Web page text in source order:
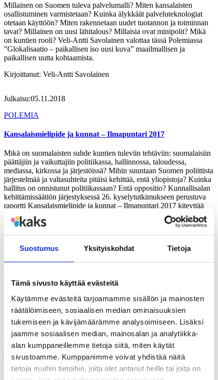
Suostumus Yksityiskohdat Tietoja
Tämä sivusto käyttää evästeitä
Käytämme evästeitä tarjoamamme sisällön ja mainosten
räätälöimiseen, sosiaalisen median ominaisuuksien
tukemiseen ja kävijämäärämme analysoimiseen. Lisäksi
jaamme sosiaalisen median, mainosalan ja analytiikka-
alan kumppaneillemme tietoja siitä, miten käytät
sivustoamme. Kumppanimme voivat yhdistää näitä
tietoja muihin tietoihin, joita olet antanut heille tai joita on
Millainen on Suomen tuleva palvelumalli? Miten kansalaisten
osallistuminen varmistetaan? Kuinka älykkäät palveluteknologiat
otetaan käyttöön? Miten rakennetaan uudet tuotannon ja toiminnan
tavat? Millainen on uusi lähitalous? Millaisia ovat minipolit? Mikä
on kuntien rooli? Veli-Antti Savolainen valottaa tässä Polemiassa
”Glokalisaatio – paikallisen iso uusi kuva” maailmallisen ja
paikallisen uutta kohtaamista.
Kirjoittanut: Veli-Antti Savolainen
Julkaisu:05.11.2018
POLEMIA
Kansalaismielipide ja kunnat – Ilmapuntari 2017
Mikä on suomalaisten suhde kuntien tuleviin tehtäviin: suomalaisiin
päättäjiin ja vaikuttajiin politiikassa, hallinnossa, taloudessa,
mediassa, kirkossa ja järjestöissä? Mihin suuntaan Suomen poliittista
järjestelmää ja valtasuhteita pitäisi kehittää, entä yliopistoja? Kuinka
hallitus on onnistunut politiikassaan? Entä oppositio? Kunnallisalan
kehittämissäätiön järjestyksessä 26. kyselytutkimukseen perustuva
raportti Kansalaismielipide ja kunnat – Ilmapuntari 2017 kiteyttää
kansalaisten näkemyksiä tulevista haasteista. Tutkimuksen…
Millainen on maakuntien tuleva itsehallinto? Kuinka suoraksi
kansanvalta voi tulla? Mitä kunnat tulevaisuudessa tekevät? Miten
kuntalaiset käyttävät avointa tietoa? Millaisia taitoja avoimien
paikallisyhteisöjen johtaminen vaatii? Millä eväillä kaupungit ja
kunnat menestyvät? Pekka Sauri valottaa tässä Polemiassa ”Kunnat
jälkeen soten” kuntien ja maakuntien tulevaisuutta.
Kirjoittanut:Pekka Sauri